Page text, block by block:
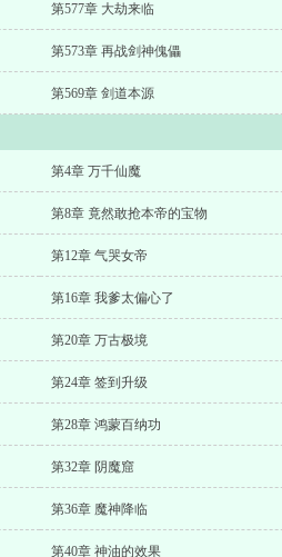
第577章 大劫来临
第573章 再战剑神傀儡
第569章 剑道本源
第4章 万千仙魔
第8章 竟然敢抢本帝的宝物
第12章 气哭女帝
第16章 我爹太偏心了
第20章 万古极境
第24章 签到升级
第28章 鸿蒙百纳功
第32章 阴魔窟
第36章 魔神降临
第40章 神油的效果